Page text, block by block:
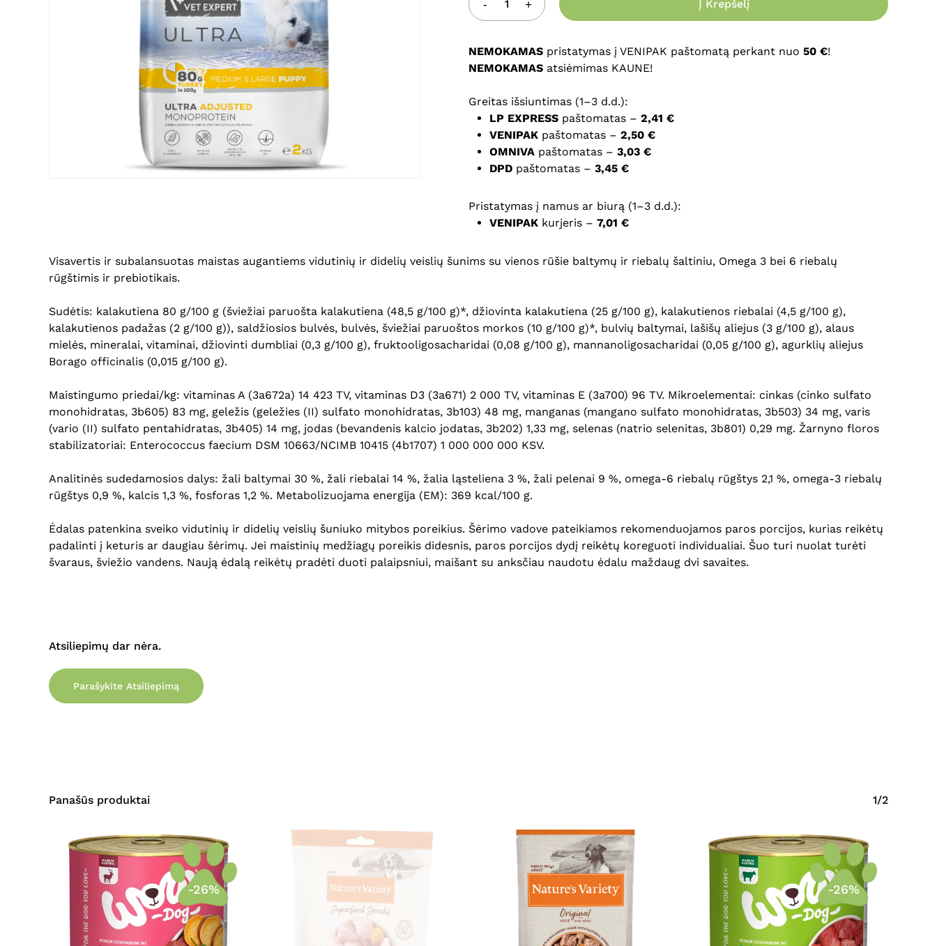
Į Krepšelį
NEMOKAMAS pristatymas į VENIPAK paštomatą perkant nuo 50 €!
NEMOKAMAS atsiėmimas KAUNE!
Greitas išsiuntimas (1–3 d.d.):
LP EXPRESS paštomatas – 2,41 €
VENIPAK paštomatas – 2,50 €
OMNIVA paštomatas – 3,03 €
DPD paštomatas – 3,45 €
Pristatymas į namus ar biurą (1–3 d.d.):
VENIPAK kurjeris – 7,01 €
Visavertis ir subalansuotas maistas augantiems vidutinių ir didelių veislių šunims su vienos rūšie baltymų ir riebalų šaltiniu, Omega 3 bei 6 riebalų
rūgštimis ir prebiotikais.
Sudėtis: kalakutiena 80 g/100 g (šviežiai paruošta kalakutiena (48,5 g/100 g)*, džiovinta kalakutiena (25 g/100 g), kalakutienos riebalai (4,5 g/100 g),
kalakutienos padažas (2 g/100 g)), saldžiosios bulvės, bulvės, šviežiai paruoštos morkos (10 g/100 g)*, bulvių baltymai, lašišų aliejus (3 g/100 g), alaus
mielės, mineralai, vitaminai, džiovinti dumbliai (0,3 g/100 g), fruktooligosacharidai (0,08 g/100 g), mannanoligosacharidai (0,05 g/100 g), agurklių aliejus
Borago officinalis (0,015 g/100 g).
Maistingumo priedai/kg: vitaminas A (3a672a) 14 423 TV, vitaminas D3 (3a671) 2 000 TV, vitaminas E (3a700) 96 TV. Mikroelementai: cinkas (cinko sulfato
monohidratas, 3b605) 83 mg, geležis (geležies (II) sulfato monohidratas, 3b103) 48 mg, manganas (mangano sulfato monohidratas, 3b503) 34 mg, varis
(vario (II) sulfato pentahidratas, 3b405) 14 mg, jodas (bevandenis kalcio jodatas, 3b202) 1,33 mg, selenas (natrio selenitas, 3b801) 0,29 mg. Žarnyno floros
stabilizatoriai: Enterococcus faecium DSM 10663/NCIMB 10415 (4b1707) 1 000 000 000 KSV.
Analitinės sudedamosios dalys: žali baltymai 30 %, žali riebalai 14 %, žalia ląsteliena 3 %, žali pelenai 9 %, omega-6 riebalų rūgštys 2,1 %, omega-3 riebalų
rūgštys 0,9 %, kalcis 1,3 %, fosforas 1,2 %. Metabolizuojama energija (EM): 369 kcal/100 g.
Ėdalas patenkina sveiko vidutinių ir didelių veislių šuniuko mitybos poreikius. Šėrimo vadove pateikiamos rekomenduojamos paros porcijos, kurias reikėtų
padalinti į keturis ar daugiau šėrimų. Jei maistinių medžiagų poreikis didesnis, paros porcijos dydį reikėtų koreguoti individualiai. Šuo turi nuolat turėti
švaraus, šviežio vandens. Naują ėdalą reikėtų pradėti duoti palaipsniui, maišant su anksčiau naudotu ėdalu maždaug dvi savaites.
Atsiliepimų dar nėra.
Parašykite Atsiliepimą
Panašūs produktai 1/2
-26% -26%
puslapį, kad jų nebereiktų įvesti iš naujo, kai kitą kartą vėl norėsiu parašyti
komentarą.